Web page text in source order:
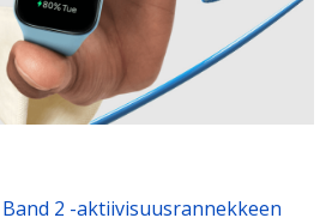
2 -aktiivisuusrannekkeen